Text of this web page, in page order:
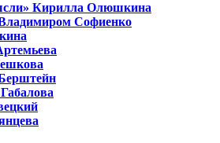
Кирилла Олюшкина
Владимиром Софиенко